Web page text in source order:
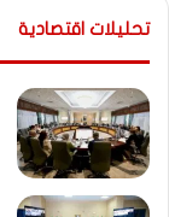
تحليلات اقتصادية